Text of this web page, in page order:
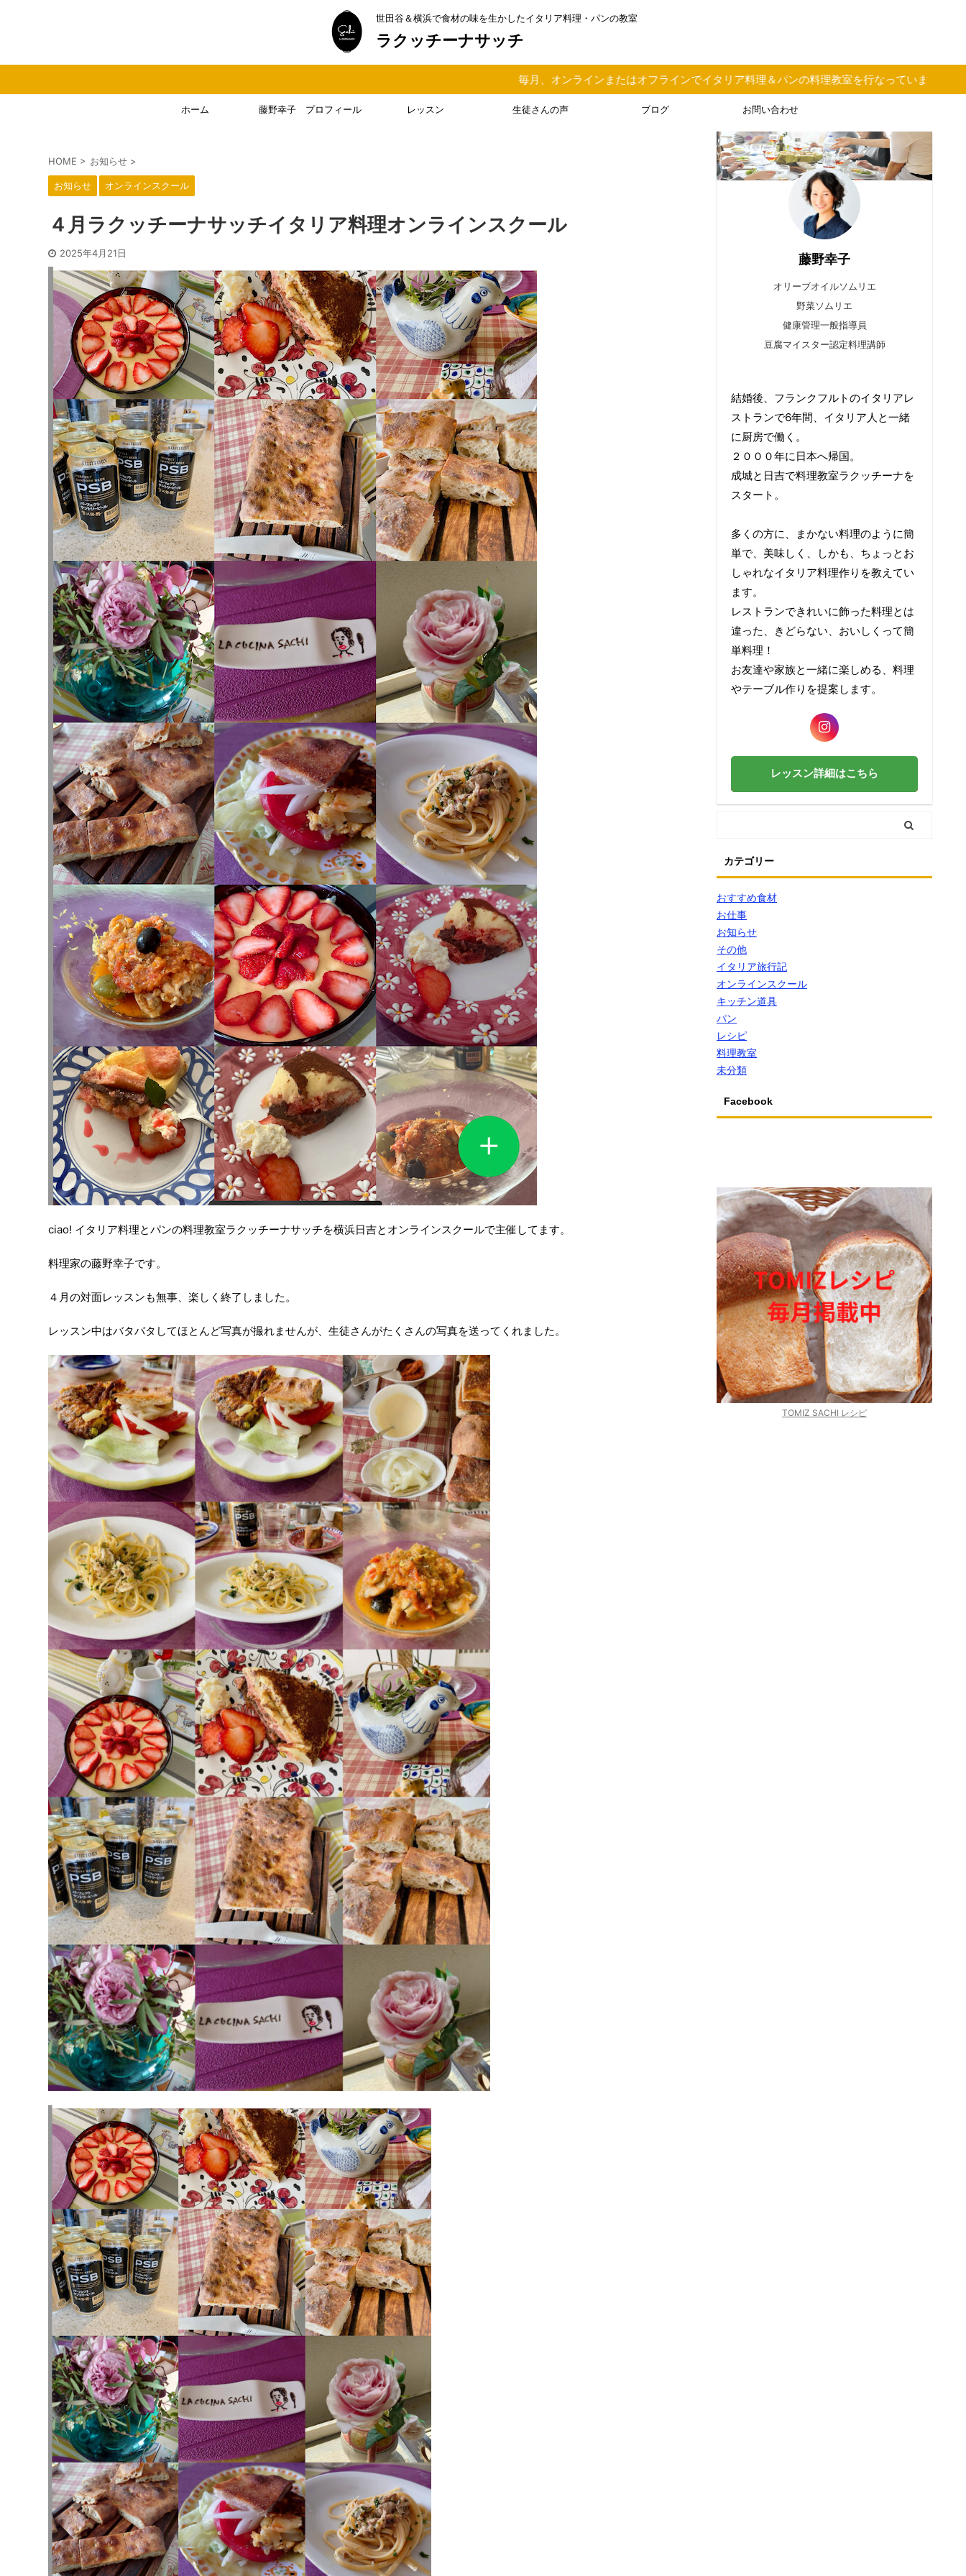
世田谷＆横浜で食材の味を生かしたイタリア料理・パンの教室
ラクッチーナサッチ
毎月、オンラインまたはオフラインでイタリア料理＆パンの料理教室を行なっています
ホーム 藤野幸子 プロフィール レッスン 生徒さんの声 ブログ お問い合わせ
HOME > お知らせ >
お知らせ オンラインスクール
４月ラクッチーナサッチイタリア料理オンラインスクール
2025年4月21日
ciao! イタリア料理とパンの料理教室ラクッチーナサッチを横浜日吉とオンラインスクールで主催してます。
料理家の藤野幸子です。
４月の対面レッスンも無事、楽しく終了しました。
レッスン中はバタバタしてほとんど写真が撮れませんが、生徒さんがたくさんの写真を送ってくれました。
藤野幸子
オリーブオイルソムリエ
野菜ソムリエ
健康管理一般指導員
豆腐マイスター認定料理講師
結婚後、フランクフルトのイタリアレ
ストランで6年間、イタリア人と一緒
に厨房で働く。
２０００年に日本へ帰国。
成城と日吉で料理教室ラクッチーナを
スタート。
多くの方に、まかない料理のように簡
単で、美味しく、しかも、ちょっとお
しゃれなイタリア料理作りを教えてい
ます。
レストランできれいに飾った料理とは
違った、きどらない、おいしくって簡
単料理！
お友達や家族と一緒に楽しめる、料理
やテーブル作りを提案します。
レッスン詳細はこちら
カテゴリー
おすすめ食材
お仕事
お知らせ
その他
イタリア旅行記
オンラインスクール
キッチン道具
パン
レシピ
料理教室
未分類
Facebook
TOMIZ SACHI レシピ